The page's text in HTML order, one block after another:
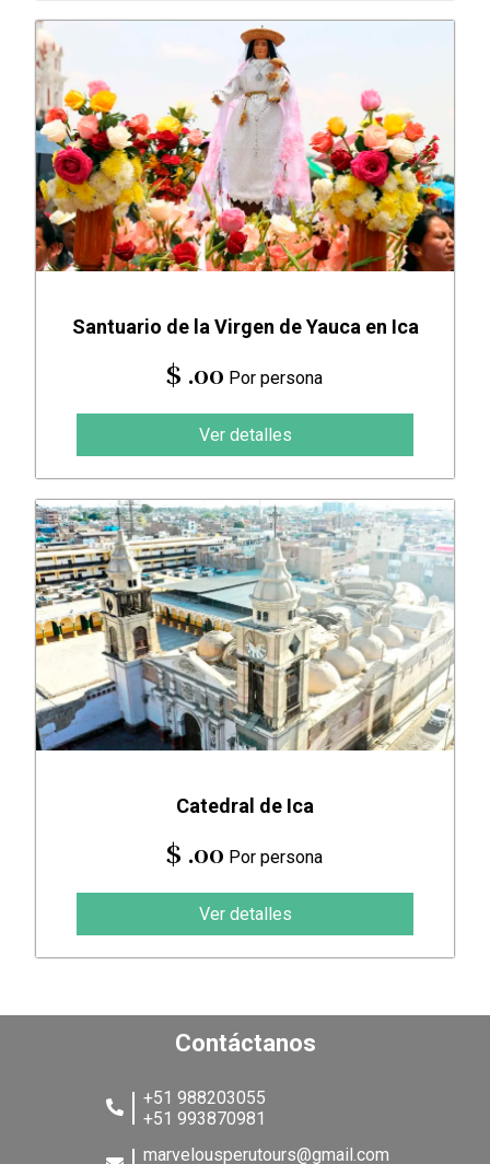
Santuario de la Virgen de Yauca en Ica
$ .00 Por persona
Ver detalles
Catedral de Ica
$ .00 Por persona
Ver detalles
Contáctanos
+51 988203055
+51 993870981
marvelousperutours@gmail.com